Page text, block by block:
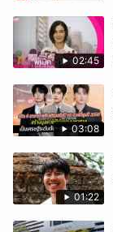
02:45
03:08
01:22